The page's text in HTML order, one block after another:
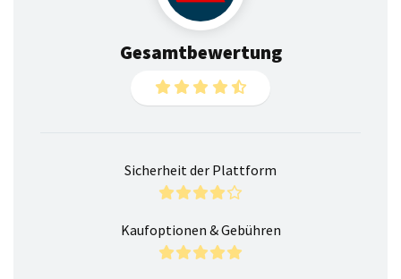
Gesamtbewertung
Sicherheit der Plattform
Kaufoptionen & Gebühren